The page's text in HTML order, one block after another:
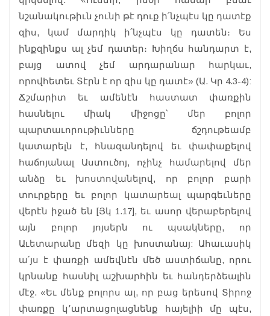
նշանակութիւն չունի թէ դուք ի՛նչպէս կը դատէք
զիս, կամ մարդիկ ի՛նչպէս կը դատեն։ Ես
ինքզինքս ալ չեմ դատեր։ Խիղճս հանդարտ է,
բայց ատով չեմ արդարանար հարկաւ,
որովհետեւ Տէրն է որ զիս կը դատէ» (Ա. Կր 4.3-4):
Ճշմարիտ եւ ամենէն հաստատ փառքին
հասնելու միակ միջոցը՝ մեր բոլոր
պարտաւորութիւնները ճշդութեամբ
կատարելն է, հնազանդելով եւ փափաքելով
հաճոյանալ Աստուծոյ, ոչինչ համարելով մեր
անձը եւ խոստովանելով, որ բոլոր բարի
տուրքերը եւ բոլոր կատարեալ պարգեւները
վերէն իջած են [Յկ 1.17], եւ ասոր վերաբերելով
այն բոլոր յոյսերն ու պսակները, որ
Աւետարանը մեզի կը խոստանայ: Ահաւասիկ
ա՛յս է փառքի ամեվնէն մեծ աստիճանը, որու
կրնանք հասնիլ աշխարհին եւ հանդերձեալին
մէջ. «Եւ մենք բոլորս ալ, որ բաց երեսով Տիրոջ
փառքը կ՚արտացոլացնենք հայելիի մը պէս,